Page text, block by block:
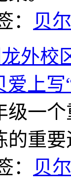
：
贝
外校
上写
级一
的重
：
贝